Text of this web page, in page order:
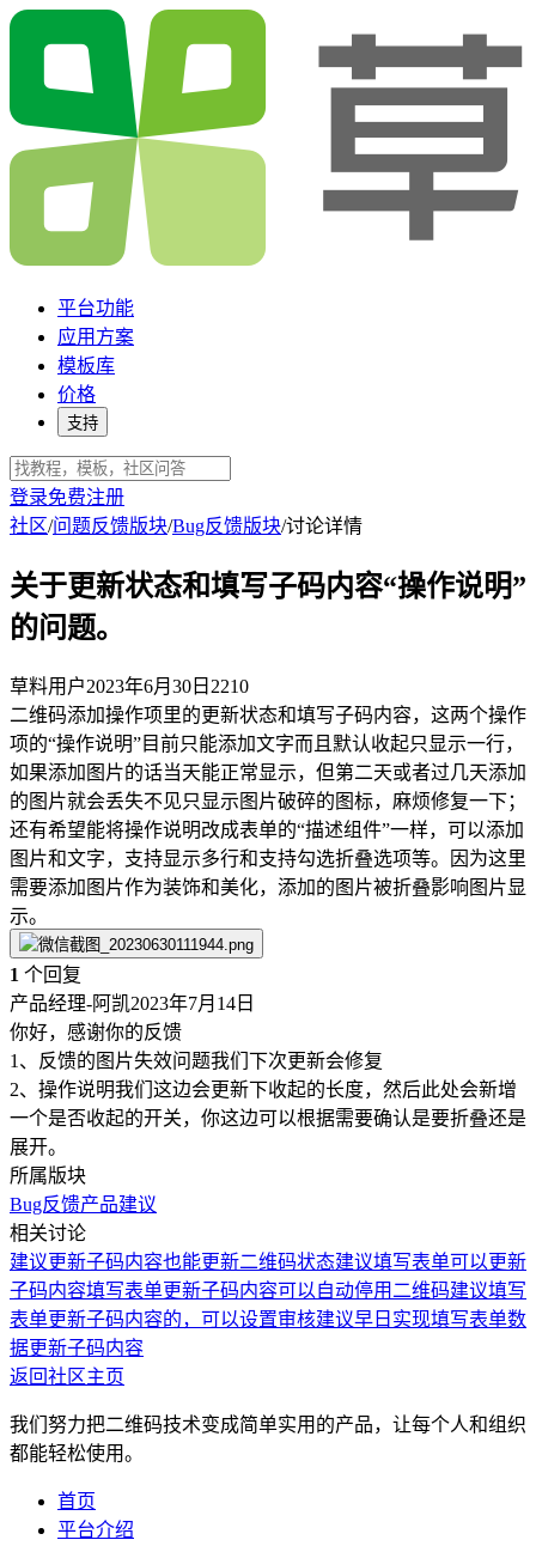
平台功能
应用方案
模板库
价格
支持
登录免费注册
社区/问题反馈版块/Bug反馈版块/讨论详情
关于更新状态和填写子码内容“操作说明”
的问题。
草料用户2023年6月30日 2210
二维码添加操作项里的更新状态和填写子码内容，这两个操作
项的“操作说明”目前只能添加文字而且默认收起只显示一行，
如果添加图片的话当天能正常显示，但第二天或者过几天添加
的图片就会丢失不见只显示图片破碎的图标，麻烦修复一下；
还有希望能将操作说明改成表单的“描述组件”一样，可以添加
图片和文字，支持显示多行和支持勾选折叠选项等。因为这里
需要添加图片作为装饰和美化，添加的图片被折叠影响图片显
示。
1 个回复
产品经理-阿凯2023年7月14日
你好，感谢你的反馈
1、反馈的图片失效问题我们下次更新会修复
2、操作说明我们这边会更新下收起的长度，然后此处会新增
一个是否收起的开关，你这边可以根据需要确认是要折叠还是
展开。
所属版块
Bug反馈产品建议
相关讨论
建议更新子码内容也能更新二维码状态建议填写表单可以更新
子码内容填写表单更新子码内容可以自动停用二维码建议填写
表单更新子码内容的，可以设置审核建议早日实现填写表单数
据更新子码内容
返回社区主页
我们努力把二维码技术变成简单实用的产品，让每个人和组织
都能轻松使用。
首页
平台介绍